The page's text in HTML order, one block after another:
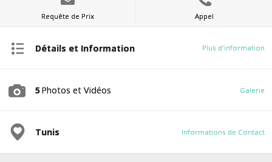
Requête de Prix Appel
Détails et Information Plus d'information
5Photos et Vidéos Galerie
Tunis Informations de Contact